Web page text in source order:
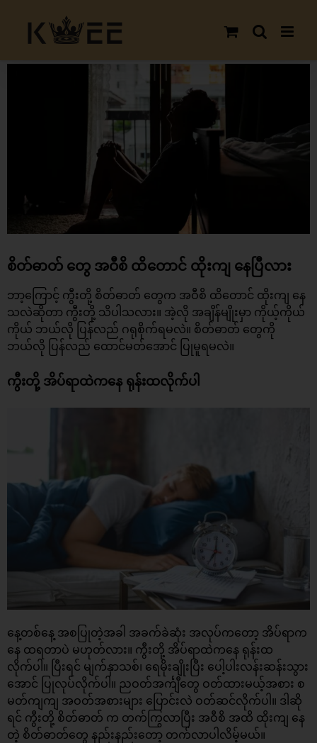
content
စိတ်ဓာတ် တွေ အဝီစိ ထိတောင် ထိုးကျ နေပြီလား
ဘာ့ကြောင့် ကွီးတို့ စိတ်ဓာတ် တွေက အဝီစိ ထိတောင် ထိုးကျ နေ
သလဲဆိုတာ ကွီးတို့ သိပါသလား။ အဲ့လို အချိန်မျိုးမှာ ကိုယ့်ကိုယ်
ကိုယ် ဘယ်လို ပြန်လည် ဂရုစိုက်ရမလဲ။ စိတ်ဓာတ် တွေကို
ဘယ်လို ပြန်လည် ထောင်မတ်အောင် ပြုမူရမလဲ။
ကွီးတို့ အိပ်ရာထဲကနေ ရုန်းထလိုက်ပါ
နေ့တစ်နေ့ အစပြုတဲ့အခါ အခက်ခဲဆုံး အလုပ်ကတော့ အိပ်ရာက
နေ ထရတာပဲ မဟုတ်လား။ ကွီးတို့ အိပ်ရာထဲကနေ ရုန်းထ
လိုက်ပါ။ ပြီးရင် မျက်နှာသစ်၊ ရေမိုးချိုးပြီး ပေါ့ပါးလန်းဆန်းသွား
အောင် ပြုလုပ်လိုက်ပါ။ ညဝတ်အင်္ကျီတွေ ဝတ်ထားမယ့်အစား စ
မတ်ကျကျ အဝတ်အစားများ ပြောင်းလဲ ဝတ်ဆင်လိုက်ပါ။ ဒါဆို
ရင် ကွီးတို့ စိတ်ဓာတ် က တက်ကြွလာပြီး အဝီစိ အထိ ထိုးကျ နေ
တဲ့ စိတ်ဓာတ်တွေ နည်းနည်းတော့ တက်လာပါလိမ့်မယ်။